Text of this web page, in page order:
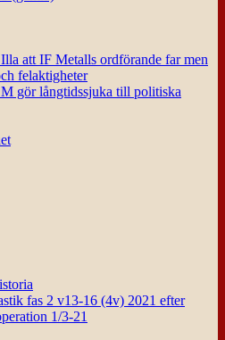
att IF Metalls ordförande far men
felaktigheter
gör långtidssjuka till politiska
fas 2 v13-16 (4v) 2021 efter
1/3-21